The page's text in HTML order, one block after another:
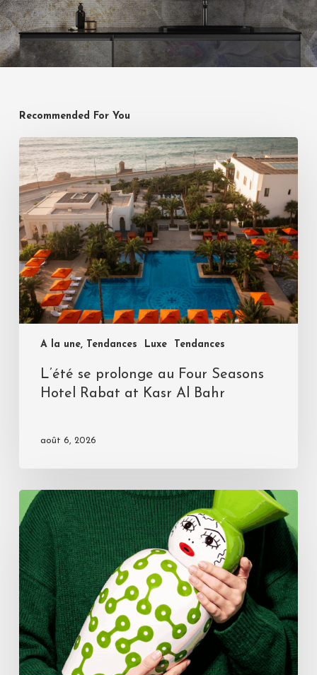
Recommended For You
A la une, Tendances Luxe Tendances
L’été se prolonge au Four Seasons
Hotel Rabat at Kasr Al Bahr
août 6, 2026